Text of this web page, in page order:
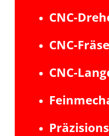
CNC-
CNC-
CNC-